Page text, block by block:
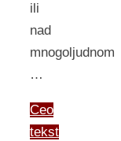
ili
nad
mnogoljudnom
…
Ceo
tekst